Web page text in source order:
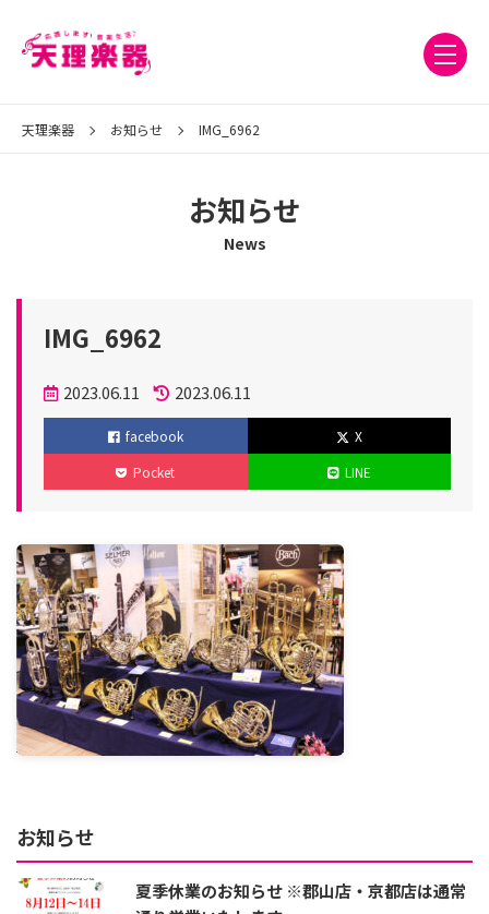
天理楽器 お知らせ IMG_6962
お知らせ
News
IMG_6962
投
稿
日
2023.06.11
更
新
2023.06.11
facebook
X
Pocket
LINE
お知らせ
夏季休業のお知らせ ※郡山店・京都店は通常